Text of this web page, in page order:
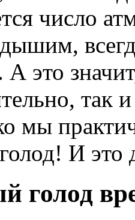
число
А это
так
мы
И это
голод